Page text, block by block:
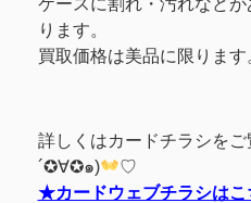
ります。
買取価格は美品に限ります
詳しくはカードチラシを
´✪∀✪๑)
♡
★カードウェブチラシは